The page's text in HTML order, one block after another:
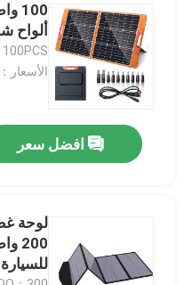
مراقبة الجودة
لوحة شمسية محمولة
لوحة شمسية مرنة
بطانية شمسية قابلة للطي
شاحن البطاريات
ألواح
100PCS
الأسعار：by Negotiation
افضل سعر
لوحة